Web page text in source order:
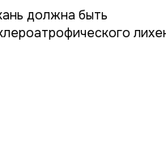
должна быть